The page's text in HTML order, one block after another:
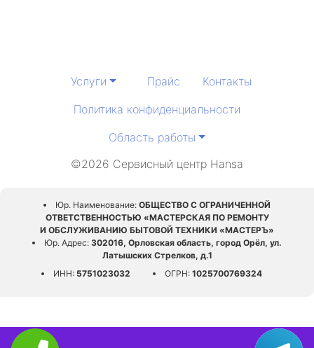
Услуги Прайс
Контакты
Политика конфиденциальности
Область работы
©2026 Сервисный центр Hansa
Юр. Наименование: ОБЩЕСТВО С ОГРАНИЧЕННОЙ
ОТВЕТСТВЕННОСТЬЮ «МАСТЕРСКАЯ ПО РЕМОНТУ
И ОБСЛУЖИВАНИЮ БЫТОВОЙ ТЕХНИКИ «МАСТЕРЪ»
Юр. Адрес: 302016, Орловская область, город Орёл, ул.
Латышских Стрелков, д.1
ИНН:5751023032 ОГРН:1025700769324